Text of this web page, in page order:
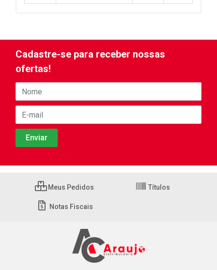
Cadastre-se para receber nossas
ofertas!
Meus Pedidos Títulos
Notas Fiscais